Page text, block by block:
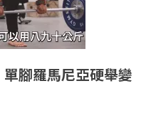
腳羅馬尼亞硬舉變